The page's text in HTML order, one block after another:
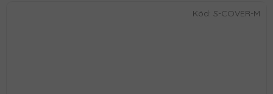
Kód: S-COVER-M